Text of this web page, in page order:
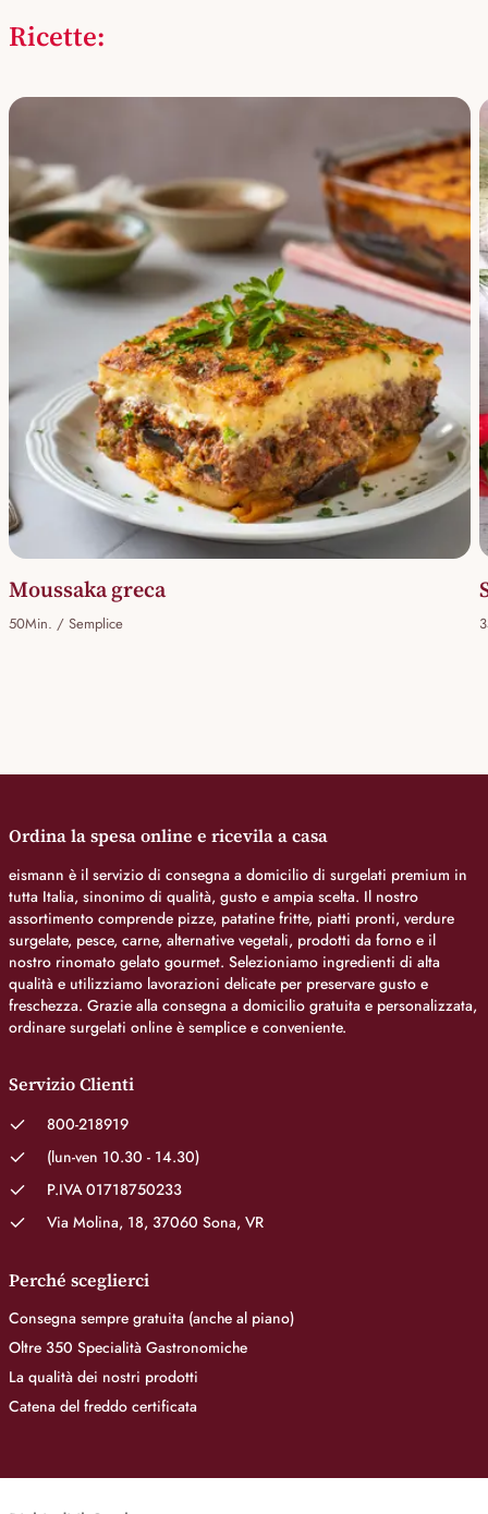
Ricette:
Moussaka greca
50Min. / Semplice
Ordina la spesa online e ricevila a casa
eismann è il servizio di consegna a domicilio di surgelati premium in
tutta Italia, sinonimo di qualità, gusto e ampia scelta. Il nostro
assortimento comprende pizze, patatine fritte, piatti pronti, verdure
surgelate, pesce, carne, alternative vegetali, prodotti da forno e il
nostro rinomato gelato gourmet. Selezioniamo ingredienti di alta
qualità e utilizziamo lavorazioni delicate per preservare gusto e
freschezza. Grazie alla consegna a domicilio gratuita e personalizzata,
ordinare surgelati online è semplice e conveniente.
Servizio Clienti
800-218919
(lun-ven 10.30 - 14.30)
P.IVA 01718750233
Via Molina, 18, 37060 Sona, VR
Perché sceglierci
Consegna sempre gratuita (anche al piano)
Oltre 350 Specialità Gastronomiche
La qualità dei nostri prodotti
Catena del freddo certificata